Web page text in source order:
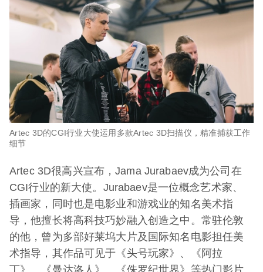
Artec 3D的CGI行业大使运用多款Artec 3D扫描仪，精准捕获工作
细节
Artec 3D很高兴宣布，Jama Jurabaev成为公司在
CGI行业的新大使。Jurabaev是一位概念艺术家、
插画家，同时也是电影业和游戏业的知名美术指
导，他擅长将高科技巧妙融入创造之中。常驻伦敦
的他，曾为多部好莱坞大片及国际知名电影担任美
术指导，其作品可见于《头号玩家》、《阿拉